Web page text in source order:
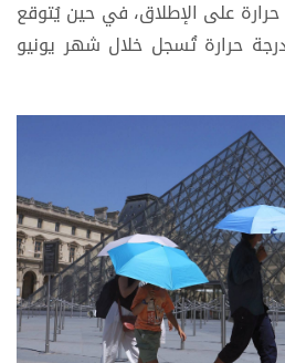
على الإطلاق، في حين يُتوقع
حرارة تُسجل خلال شهر يونيو